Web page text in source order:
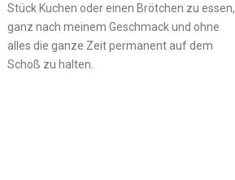
Stück Kuchen oder einen Brötchen zu essen,
ganz nach meinem Geschmack und ohne
alles die ganze Zeit permanent auf dem
Schoß zu halten.